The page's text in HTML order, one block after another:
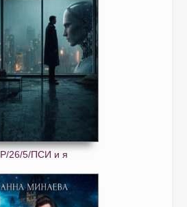
Р/26/5/ПСИ и я